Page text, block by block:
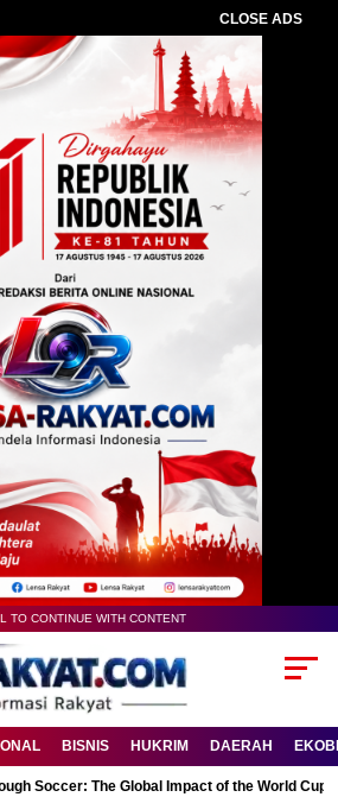
CLOSE ADS
TO CONTINUE WITH CONTENT
BISNIS HUKRIM DAERAH
Soccer: The Global Impact of the World Cup